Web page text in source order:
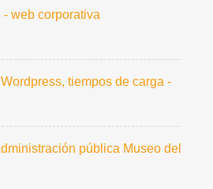
web corporativa
tiempos de carga -
pública Museo del